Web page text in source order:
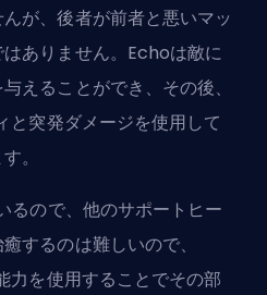
が、後者が前者と悪いマッ
ありません。Echoは敵に
えることができ、その後、
と突発ダメージを使用して
。
るので、他のサポートヒー
するのは難しいので、
を使用することでその部